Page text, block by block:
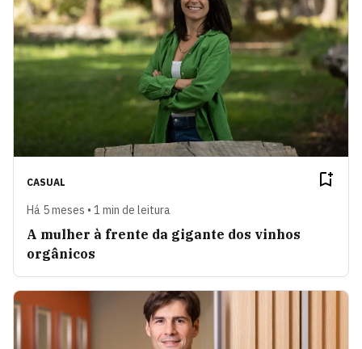
CASUAL
Há 5 meses • 1 min de leitura
A mulher à frente da gigante dos vinhos
orgânicos